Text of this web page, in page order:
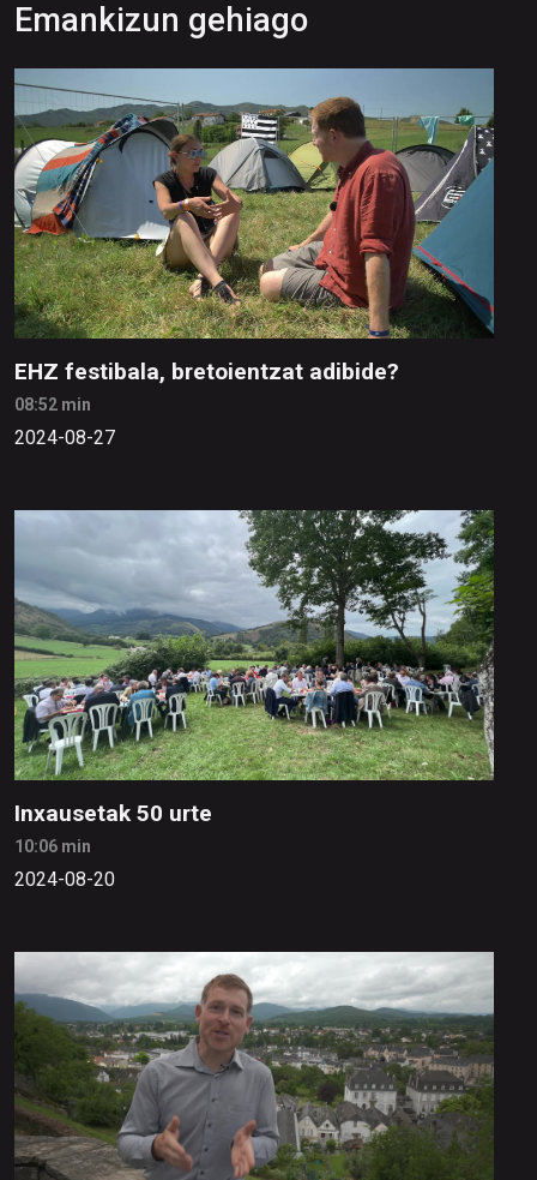
Emankizun gehiago
EHZ festibala, bretoientzat adibide?
08:52 min
2024-08-27
Inxausetak 50 urte
10:06 min
2024-08-20